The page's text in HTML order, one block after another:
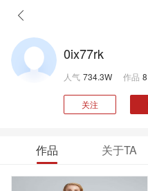
0ix77rk
人气 734.3W 作品 8
关注
作品 关于TA